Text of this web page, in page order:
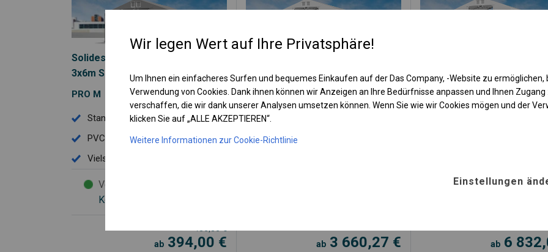
Solides Lager- und Garagenzelt
3x6m Seite 2m
PRO M
Standard-Sommerkonstruktion
PVC-Plane SD
Vielseitigkeit
Versandbereit
Kostenloser Versand
430,00€
ab 394,00 €
Seite 3m
PRO M
Ganzjährige Standardkonstruktion
PVC-Plane SD
ab 3 660,27 €
Seite 4m
PRO M
ab 6
Wir legen Wert auf Ihre Privatsphäre!
Um Ihnen ein einfacheres Surfen und bequemes Einkaufen auf der Das Company, -Website zu
Verwendung von Cookies. Dank ihnen können wir Anzeigen an Ihre Bedürfnisse anpassen und Ihnen
verschaffen, die wir dank unserer Analysen umsetzen können. Wenn Sie wie wir Cookies mögen und der
klicken Sie auf „ALLE AKZEPTIEREN“.
Weitere Informationen zur Cookie-Richtlinie
Einstellungen